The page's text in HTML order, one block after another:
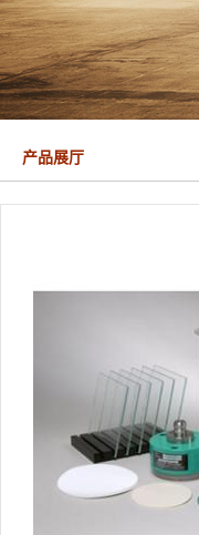
产品展厅